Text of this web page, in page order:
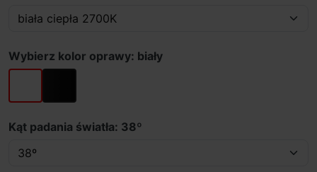
Wybierz kolor oprawy: biały
biały czarny
Kąt padania światła: 38º